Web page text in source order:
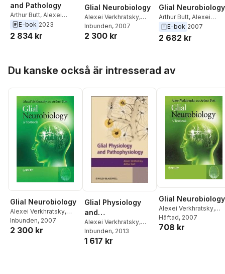
and Pathology
Arthur Butt, Alexei
Verkhratsky
E-bok 2023
2 834 kr
Glial Neurobiology
Alexei Verkhratsky,
Arthur Butt
Inbunden, 2007
2 300 kr
Glial Neurobiology
Arthur Butt, Alexei
Verkhratsky
E-bok 2007
2 682 kr
Du kanske också är intresserad av
Glial Neurobiology
Alexei Verkhratsky,
Arthur Butt
Inbunden, 2007
2 300 kr
Glial Physiology
and
Pathophysiology
Alexei Verkhratsky,
Arthur Butt
Inbunden, 2013
1 617 kr
Glial Neurobiology
Alexei Verkhratsky,
Arthur Butt
Häftad, 2007
708 kr